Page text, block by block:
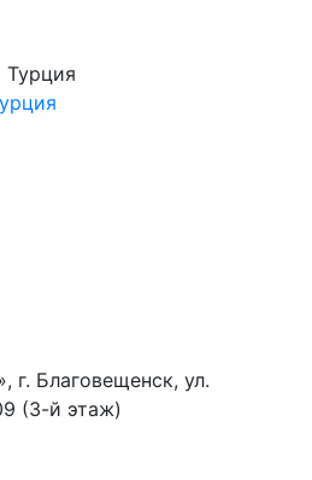
г. Благовещенск, ул.
(3-й этаж)